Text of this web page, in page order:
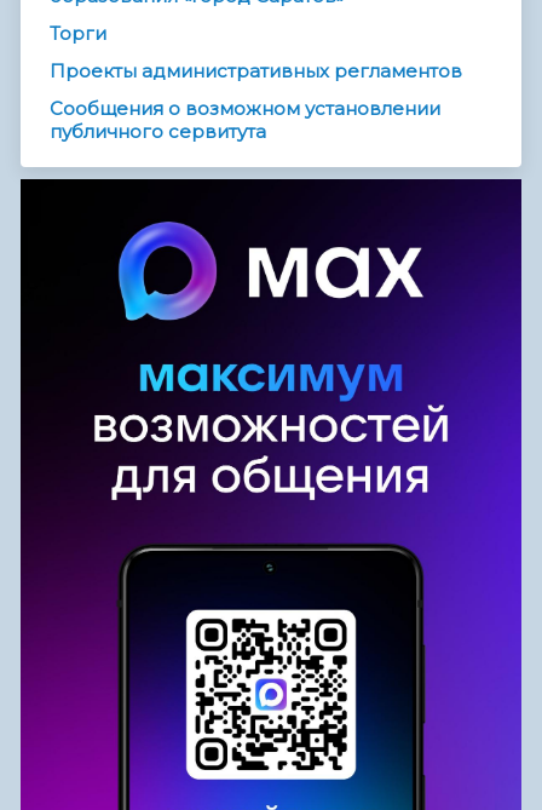
Торги
Проекты административных регламентов
Сообщения о возможном установлении
публичного сервитута